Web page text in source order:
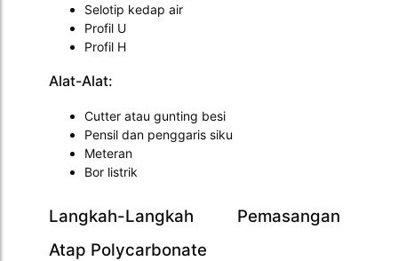
Selotip kedap air
Profil U
Profil H
Alat-Alat:
Cutter atau gunting besi
Pensil dan penggaris siku
Meteran
Bor listrik
Langkah-Langkah Pemasangan
Atap Polycarbonate